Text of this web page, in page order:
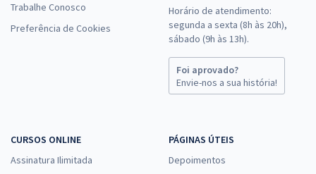
Trabalhe Conosco
Preferência de Cookies
Horário de atendimento:
segunda a sexta (8h às 20h),
sábado (9h às 13h).
Foi aprovado?
Envie-nos a sua história!
CURSOS ONLINE
Assinatura Ilimitada
PÁGINAS ÚTEIS
Depoimentos